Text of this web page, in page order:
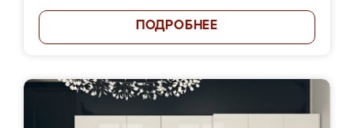
ПОДРОБНЕЕ